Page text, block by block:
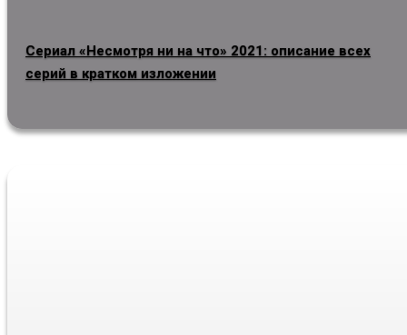
Сериал «Несмотря ни на что» 2021: описание всех
серий в кратком изложении